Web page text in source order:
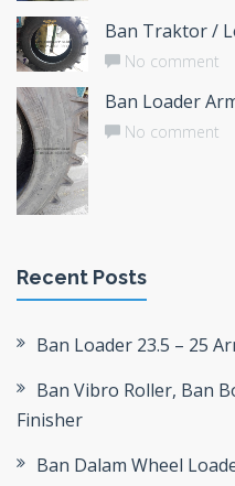
Ban Traktor /
No comment
Ban Loader
No comment
Recent Posts
Ban Loader 23.5 – 25
Ban Vibro Roller, Ban
Finisher
Ban Dalam Wheel